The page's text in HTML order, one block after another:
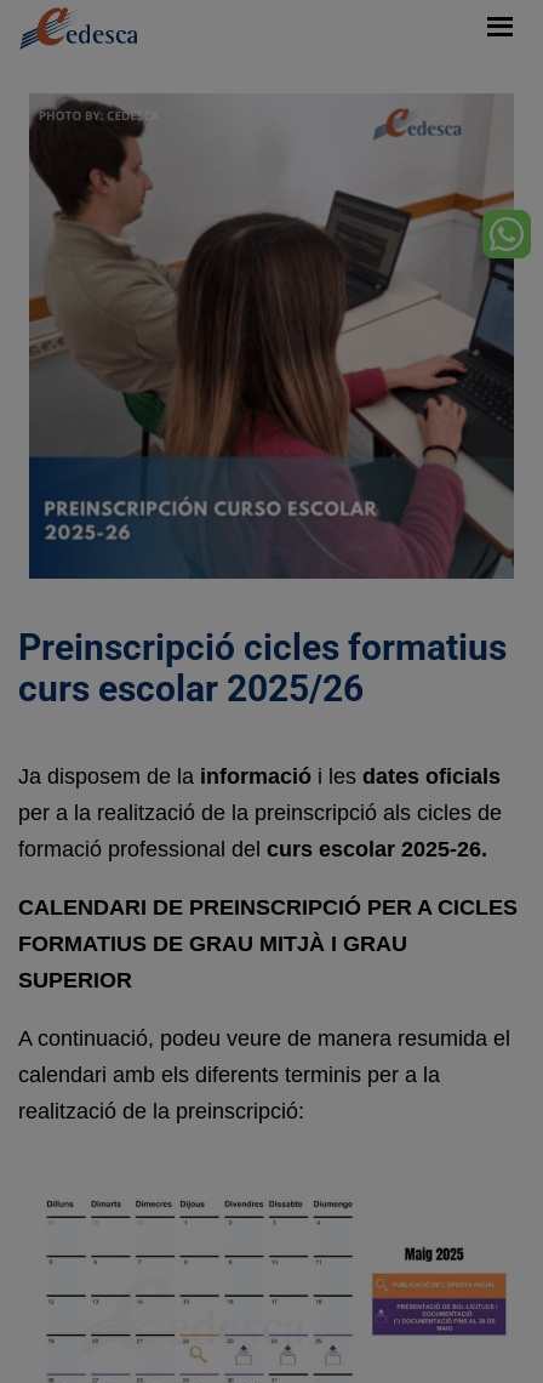
Preinscripció cicles formatius
curs escolar 2025/26
Ja disposem de la informació i les dates oficials
per a la realització de la preinscripció als cicles de
formació professional del curs escolar 2025-26.
CALENDARI DE PREINSCRIPCIÓ PER A CICLES
FORMATIUS DE GRAU MITJÀ I GRAU
SUPERIOR
A continuació, podeu veure de manera resumida el
calendari amb els diferents terminis per a la
realització de la preinscripció: